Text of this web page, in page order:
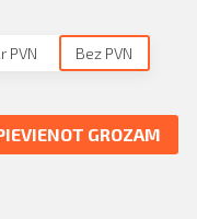
PVN Bez PVN
GROZAM